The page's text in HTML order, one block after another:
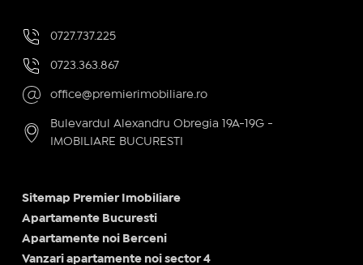
0727.737.225
0723.363.867
office@premierimobiliare.ro
Bulevardul Alexandru Obregia 19A-19G -
IMOBILIARE BUCURESTI
Sitemap Premier Imobiliare
Apartamente Bucuresti
Apartamente noi Berceni
Vanzari apartamente noi sector 4